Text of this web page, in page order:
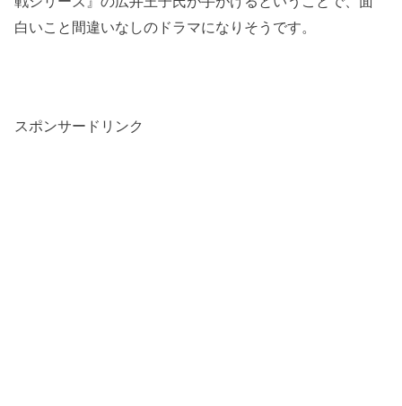
白いこと間違いなしのドラマになりそうです。
スポンサードリンク